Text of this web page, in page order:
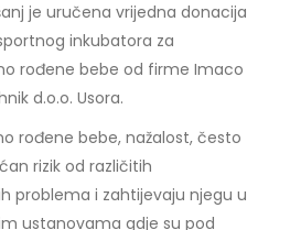
je uručena vrijedna donacija
inkubatora za
rođene bebe od firme Imaco
d.o.o. Usora.
rođene bebe, nažalost, često
rizik od različitih
problema i zahtijevaju njegu u
ustanovama gdje su pod